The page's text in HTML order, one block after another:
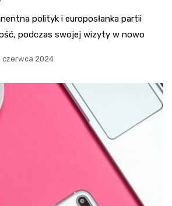
polityk i europosłanka partii
podczas swojej wizyty w nowo
czerwca 2024